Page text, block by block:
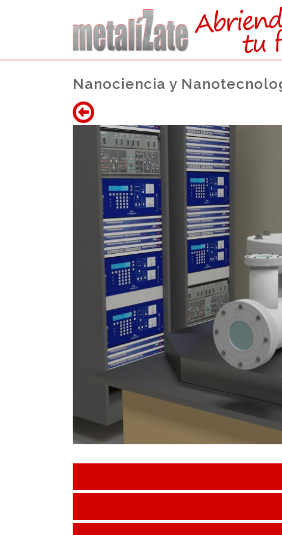
Nanociencia y
ACCEDE
DESDE FP (GRADO
Nota media del Ciclo Formativo + 10% ó
en las materias de laprueba voluntaria